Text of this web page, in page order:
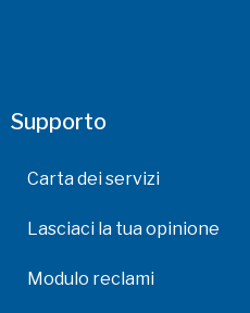
Supporto
Carta dei servizi
Lasciaci la tua opinione
Modulo reclami